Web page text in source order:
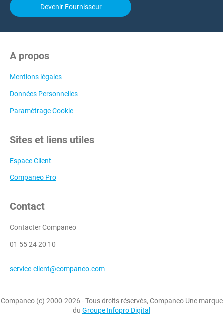
Devenir Fournisseur
A propos
Mentions légales
Données Personnelles
Paramétrage Cookie
Sites et liens utiles
Espace Client
Companeo Pro
Contact
Contacter Companeo
01 55 24 20 10
service-client@companeo.com
Companeo (c) 2000-2026 - Tous droits réservés, Companeo Une marque
du Groupe Infopro Digital